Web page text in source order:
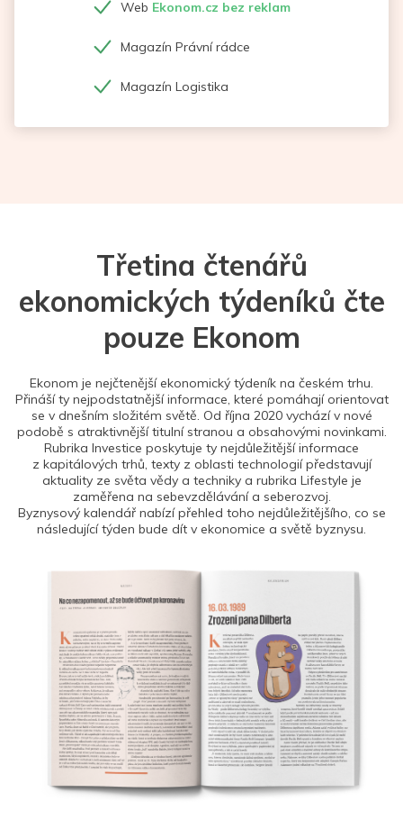
Web Ekonom.cz bez reklam
Magazín Právní rádce
Magazín Logistika
Třetina čtenářů
ekonomických týdeníků čte
pouze Ekonom
Ekonom je nejčtenější ekonomický týdeník na českém trhu.
Přináší ty nejpodstatnější informace, které pomáhají orientovat
se v dnešním složitém světě. Od října 2020 vychází v nové
podobě s atraktivnější titulní stranou a obsahovými novinkami.
Rubrika Investice poskytuje ty nejdůležitější informace
z kapitálových trhů, texty z oblasti technologií představují
aktuality ze světa vědy a techniky a rubrika Lifestyle je
zaměřena na sebevzdělávání a seberozvoj.
Byznysový kalendář nabízí přehled toho nejdůležitějšího, co se
následující týden bude dít v ekonomice a světě byznysu.